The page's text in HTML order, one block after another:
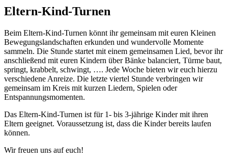
Eltern-Kind-Turnen
Beim Eltern-Kind-Turnen könnt ihr gemeinsam mit euren Kleinen
Bewegungslandschaften erkunden und wundervolle Momente
sammeln. Die Stunde startet mit einem gemeinsamen Lied, bevor ihr
anschließend mit euren Kindern über Bänke balanciert, Türme baut,
springt, krabbelt, schwingt, …. Jede Woche bieten wir euch hierzu
verschiedene Anreize. Die letzte viertel Stunde verbringen wir
gemeinsam im Kreis mit kurzen Liedern, Spielen oder
Entspannungsmomenten.
Das Eltern-Kind-Turnen ist für 1- bis 3-jährige Kinder mit ihren
Eltern geeignet. Voraussetzung ist, dass die Kinder bereits laufen
können.
Wir freuen uns auf euch!